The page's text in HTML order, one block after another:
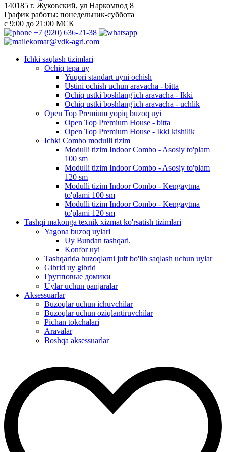
140185 г. Жуковский, ул Наркомвод 8
График работы: понедельник-суббота
с 9:00 до 21:00 МСК
+7 (920) 636-21-38
ekomar@vdk-agri.com
Ichki saqlash tizimlari
Ochiq tepa uy
Yuqori standart uyni ochish
Ustini ochish uchun aravacha - bitta
Ochiq ustki boshlang'ich aravacha - Ikki
Ochiq ustki boshlang'ich aravacha - uchlik
Open Top Premium yopiq buzoq uyi
Open Top Premium House - bitta
Open Top Premium House - Ikki kishilik
Ichki Combo modulli tizim
Modulli tizim Indoor Combo - Asosiy to'plam
100 sm
Modulli tizim Indoor Combo - Asosiy to'plam
120 sm
Modulli tizim Indoor Combo - Kengaytma
to'plami 100 sm
Modulli tizim Indoor Combo - Kengaytma
to'plami 120 sm
Tashqi makonga texnik xizmat ko'rsatish tizimlari
Yagona buzoq uylari
Uy Bundan tashqari.
Konfor uyi
Tashqarida buzoqlarni juft bo'lib saqlash uchun uylar
Gibrid uy gibrid
Групповые домики
Uylar uchun panjaralar
Aksessuarlar
Buzoqlar uchun ichuvchilar
Buzoqlar uchun oziqlantiruvchilar
Pichan tokchalari
Aravalar
Boshqa aksessuarlar